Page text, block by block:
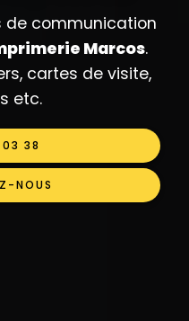
de communication
Marcos.
cartes de visite,
etc.
38
NOUS